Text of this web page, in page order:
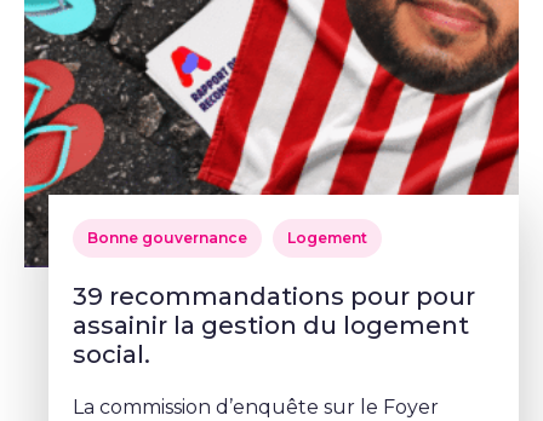
Bonne gouvernance Logement
39 recommandations pour pour
assainir la gestion du logement
social.
La commission d’enquête sur le Foyer